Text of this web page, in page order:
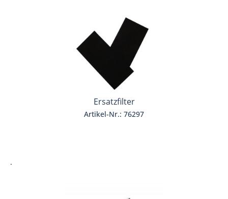
Ersatzfilter
Artikel-Nr.: 76297
.